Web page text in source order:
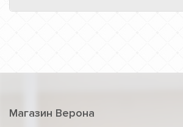
Магазин Верона